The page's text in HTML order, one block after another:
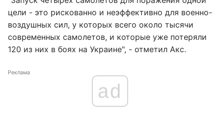
цели - это рискованно и неэффективно для военно-
воздушных сил, у которых всего около тысячи
современных самолетов, и которые уже потеряли
120 из них в боях на Украине", - отметил Акс.
Реклама
ad